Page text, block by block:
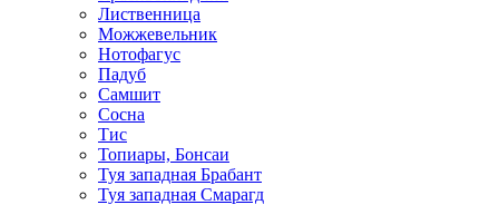
Лиственница
Можжевельник
Нотофагус
Падуб
Самшит
Сосна
Тис
Топиары, Бонсаи
Туя западная Брабант
Туя западная Смарагд